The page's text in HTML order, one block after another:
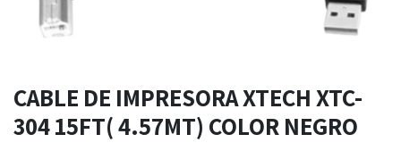
CABLE DE IMPRESORA XTECH XTC-
304 15FT( 4.57MT) COLOR NEGRO